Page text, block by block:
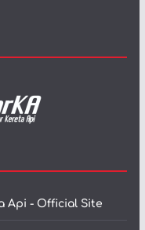
Api - Official Site